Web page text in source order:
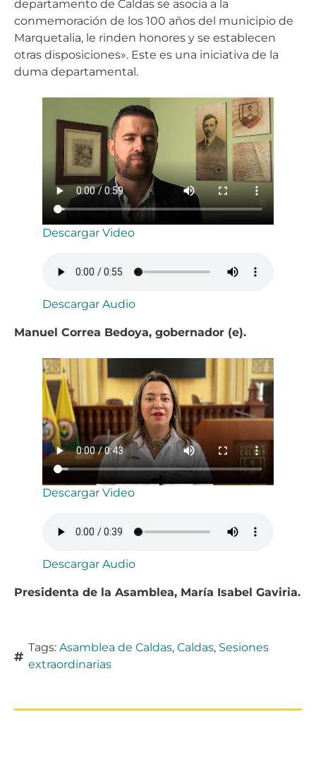
departamento de Caldas se asocia a la
conmemoración de los 100 años del municipio de
Marquetalia, le rinden honores y se establecen
otras disposiciones». Este es una iniciativa de la
duma departamental.
Descargar Video
Descargar Audio
Manuel Correa Bedoya, gobernador (e).
Descargar Video
Descargar Audio
Presidenta de la Asamblea, María Isabel Gaviria.
Tags: Asamblea de Caldas, Caldas, Sesiones
extraordinarias